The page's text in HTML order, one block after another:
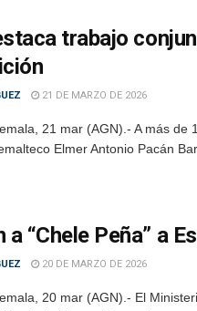
trabajo
21 DE MARZO DE 2026
21 mar (AGN).- A más
Elmer Antonio Pacán
a “Chele Peña” a
20 DE MARZO DE 2026
20 mar (AGN).- El